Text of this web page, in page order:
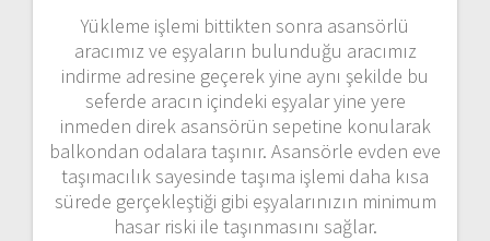
Yükleme işlemi bittikten sonra asansörlü
aracımız ve eşyaların bulunduğu aracımız
indirme adresine geçerek yine aynı şekilde bu
seferde aracın içindeki eşyalar yine yere
inmeden direk asansörün sepetine konularak
balkondan odalara taşınır. Asansörle evden eve
taşımacılık sayesinde taşıma işlemi daha kısa
sürede gerçekleştiği gibi eşyalarınızın minimum
hasar riski ile taşınmasını sağlar.